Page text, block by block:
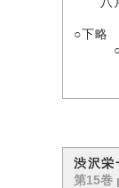
柴
○下略
○封
渋沢
第15巻